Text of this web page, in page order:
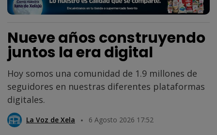
Nueve años construyendo
juntos la era digital
Hoy somos una comunidad de 1.9 millones de
seguidores en nuestras diferentes plataformas
digitales.
La Voz de Xela 6 Agosto 2026 17:52